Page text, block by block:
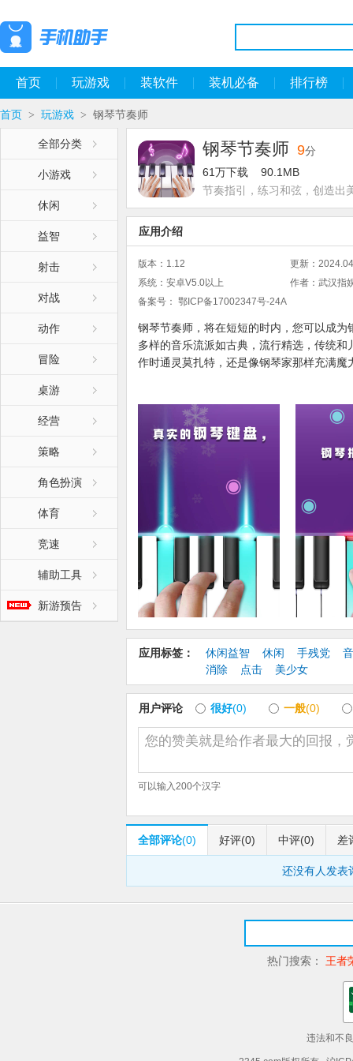
首页 玩游戏 装软件 装机必备 排行榜
首页 > 玩游戏 > 钢琴节奏师
全部分类
小游戏
休闲
益智
射击
对战
动作
冒险
桌游
经营
策略
角色扮演
体育
竞速
辅助工具
新游预告
钢琴节奏师 9分
61万下载
90.1MB
节奏指引，练习和弦，创造出
应用介绍
版本： 1.12 更新：
系统： 安卓V5.0以上 作者： 武汉指
备案号： 鄂ICP备17002347号-24A
钢琴节奏师，将在短短的时内，您可以成
多样的音乐流派如古典，流行精选，传统
作时通灵莫扎特，还是像钢琴家那样充满
【更新日志】:
钢琴节奏师
应用标签： 休闲益智 休闲 手残党
消除
点击 美少女
用户评论 很好(0) 一般(0)
可以输入200个汉字
全部评论(0) 好评(0) 中评(0) 差
还没有人发表
热门搜索： 王者
违法和不